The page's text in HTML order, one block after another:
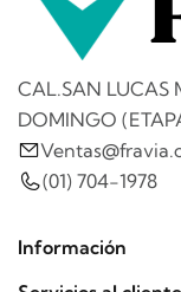
CAL.SAN LUCAS
DOMINGO
(01) 704-1978
Información